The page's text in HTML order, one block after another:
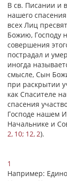
В св. Писании и
нашего
всех Лиц
Божию, Господу
совершения
пострадал и
иногда
смысле, Сын
при раскрытии
как Спасителе
спасения
Господе нашем
Начальнике и
2, 10; 12, 2).
1
Например: